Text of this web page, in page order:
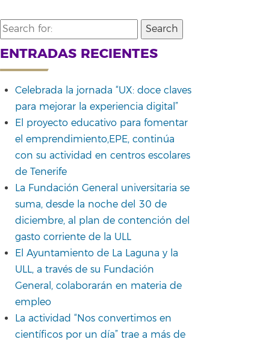
Search
for:
ENTRADAS RECIENTES
Celebrada la jornada “UX: doce claves
para mejorar la experiencia digital”
El proyecto educativo para fomentar
el emprendimiento,EPE, continúa
con su actividad en centros escolares
de Tenerife
La Fundación General universitaria se
suma, desde la noche del 30 de
diciembre, al plan de contención del
gasto corriente de la ULL
El Ayuntamiento de La Laguna y la
ULL, a través de su Fundación
General, colaborarán en materia de
empleo
La actividad “Nos convertimos en
científicos por un día” trae a más de